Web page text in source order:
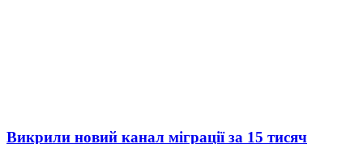
Викрили новий канал міграції за 15 тисяч